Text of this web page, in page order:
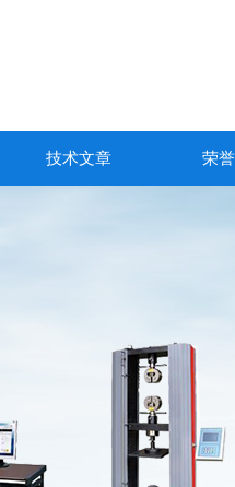
技术文章 荣